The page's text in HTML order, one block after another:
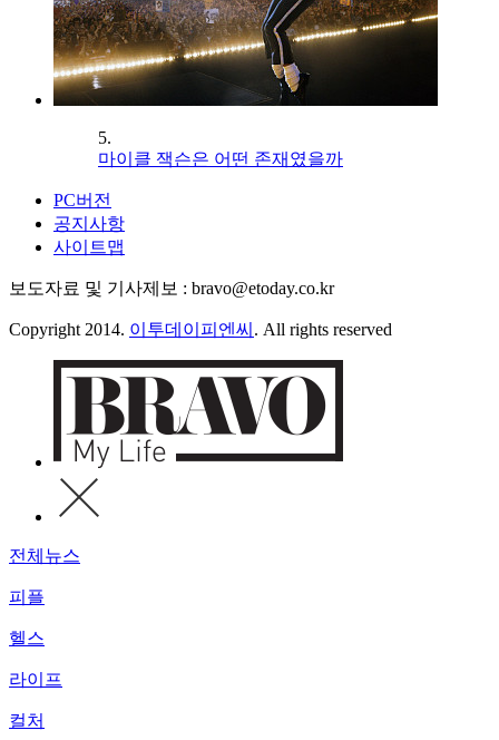
5.
마이클 잭슨은 어떤 존재였을까
PC버전
공지사항
사이트맵
보도자료 및 기사제보 : bravo@etoday.co.kr
Copyright 2014. 이투데이피엔씨 . All rights reserved
전체뉴스
피플
헬스
라이프
컬처